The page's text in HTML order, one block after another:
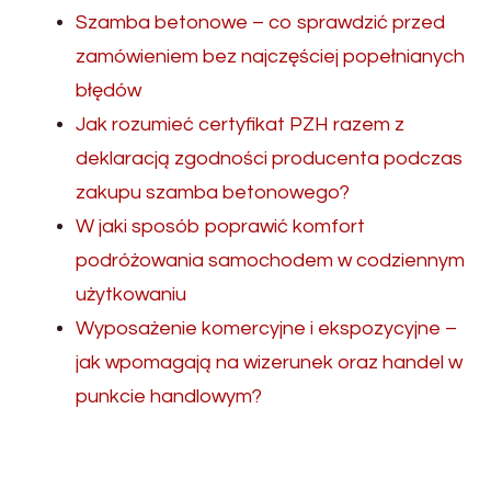
Szamba betonowe – co sprawdzić przed
zamówieniem bez najczęściej popełnianych
błędów
Jak rozumieć certyfikat PZH razem z
deklaracją zgodności producenta podczas
zakupu szamba betonowego?
W jaki sposób poprawić komfort
podróżowania samochodem w codziennym
użytkowaniu
Wyposażenie komercyjne i ekspozycyjne –
jak wpomagają na wizerunek oraz handel w
punkcie handlowym?